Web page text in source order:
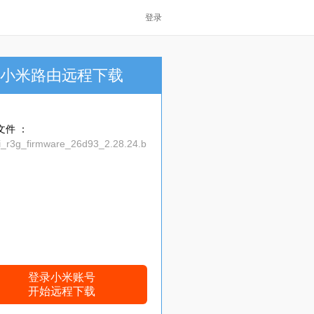
登录
小米路由远程下载
件 ：
登录小米账号
开始远程下载